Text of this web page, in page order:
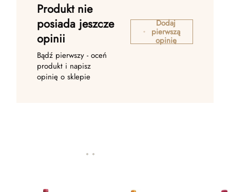
Produkt nie
posiada jeszcze
opinii
Bądź pierwszy - oceń
produkt i napisz
opinię o sklepie
Dodaj
pierwszą
opinię